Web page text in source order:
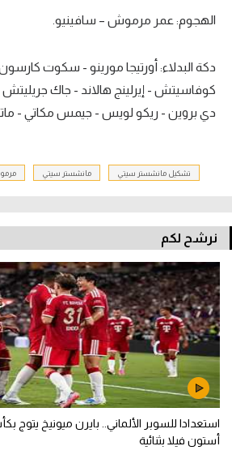
الهجوم: عمر مرموش – سافينيو.
دكة البدلاء: أورتيجا مورينو - سكوت كارسون
كوفاسيتش - إيرلينج هالاند - جاك
دي بروين - ريكو لويس - جيمس مكاتي -
تشكيل مانشستر سيتي مانشستر سيتي
نرشح لكم
استعدادا للسوبر الألماني.. بايرن ميونيخ يتوج
أستون فيلا بثنائية